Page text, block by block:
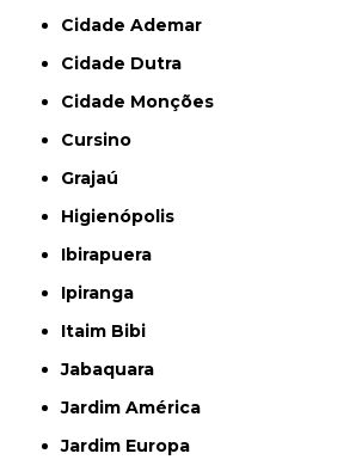
Cidade Ademar
Cidade Dutra
Cidade Monções
Cursino
Grajaú
Higienópolis
Ibirapuera
Ipiranga
Itaim Bibi
Jabaquara
Jardim América
Jardim Europa